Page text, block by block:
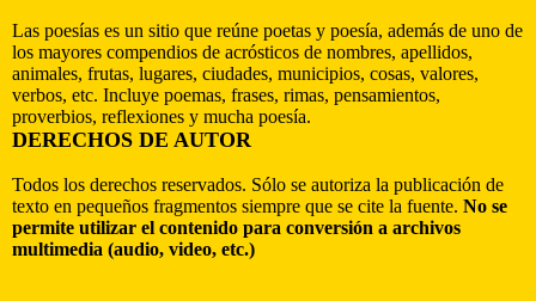
Las poesías es un sitio que reúne poetas y poesía, además de uno de
los mayores compendios de acrósticos de nombres, apellidos,
animales, frutas, lugares, ciudades, municipios, cosas, valores,
verbos, etc. Incluye poemas, frases, rimas, pensamientos,
proverbios, reflexiones y mucha poesía.
DERECHOS DE AUTOR
Todos los derechos reservados. Sólo se autoriza la publicación de
texto en pequeños fragmentos siempre que se cite la fuente. No se
permite utilizar el contenido para conversión a archivos
multimedia (audio, video, etc.)